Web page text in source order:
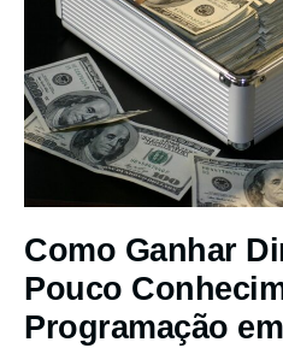
Como Ganhar
Pouco
Programação